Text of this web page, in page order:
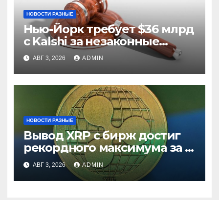
НОВОСТИ РАЗНЫЕ
Нью-Йорк требует $36 млрд
с Kalshi за незаконные
ставки
АВГ 3, 2026 ADMIN
НОВОСТИ РАЗНЫЕ
Вывод XRP с бирж достиг
рекордного максимума за 5
летАВГ 3, 2026 ADMIN